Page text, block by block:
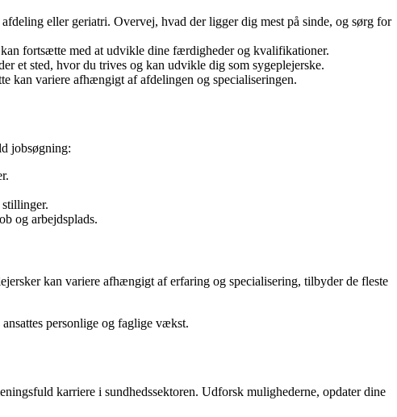
eller geriatri. Overvej, hvad der ligger dig mest på sinde, og sørg for
fortsætte med at udvikle dine færdigheder og kvalifikationer.
et sted, hvor du trives og kan udvikle dig som sygeplejerske.
kan variere afhængigt af afdelingen og specialiseringen.
jobsøgning:
og arbejdsplads.
kan variere afhængigt af erfaring og specialisering, tilbyder de fleste
personlige og faglige vækst.
karriere i sundhedssektoren. Udforsk mulighederne, opdater dine